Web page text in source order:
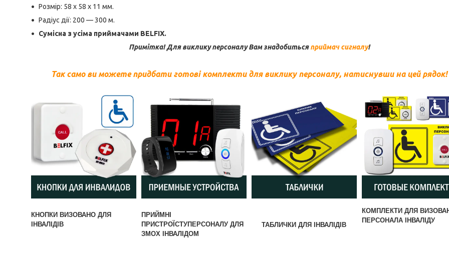
Розмір: 58 x 58 x 11 мм.
Радіус дії: 200 — 300 м.
Сумісна з усіма приймачами BELFIX.
Примітка! Для виклику персоналу Вам знадобитьсяприймач сигналу!
Так само ви можете придбати готові комплекти для виклику персоналу, натиснувши на цей рядок!
КНОПКИ ВИЗОВАНО ДЛЯ
ІНВАЛІДІВ
ПРИЙМНІ
ПРИСТРОЇСТУПЕРСОНАЛУ ДЛЯ
ЗМОХ ІНВАЛІДОМ
ТАБЛИЧКИ ДЛЯ ІНВАЛІДІВ
КОМПЛЕКТИ ДЛЯ
ПЕРСОНАЛА ІНВАЛІДУ